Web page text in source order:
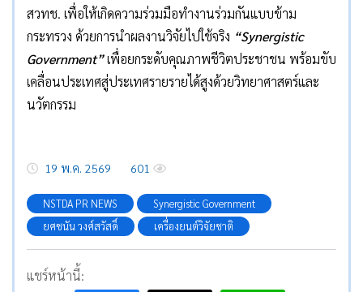
สวทช. เพื่อให้เกิดความร่วมมือทำงานร่วมกันแบบข้าม
กระทรวง ด้วยการนำผลงานวิจัยไปใช้จริง “Synergistic
Government”เพื่อยกระดับคุณภาพชีวิตประชาชน พร้อมขับ
เคลื่อนประเทศสู่ประเทศรายรายได้สูงด้วยวิทยาศาสตร์และ
นวัตกรรม
19 พ.ค. 2569 601
NSTDA PR NEWS
Synergistic Government
ยศชนัน วงศ์สวัสดิ์
เครื่องยนต์วิจัยชาติ
แชร์หน้านี้: